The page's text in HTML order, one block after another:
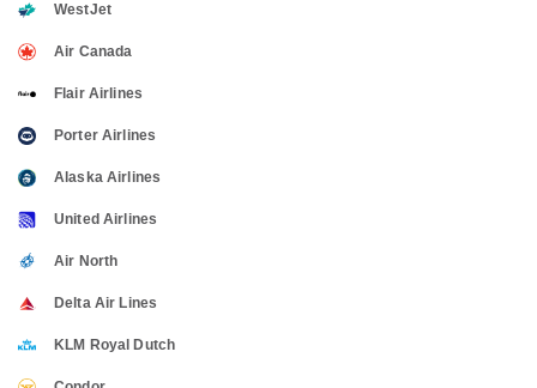
WestJet
Air Canada
Flair Airlines
Porter Airlines
Alaska Airlines
United Airlines
Air North
Delta Air Lines
KLM Royal Dutch